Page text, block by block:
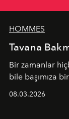
HOMMES
Tavana
Bir zamanlar
bile başımıza
08.03.2026